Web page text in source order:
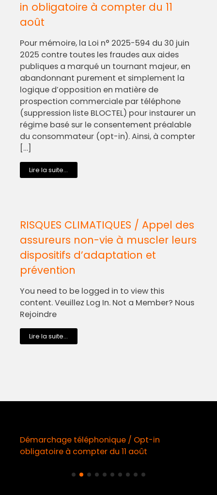
in obligatoire à compter du 11
août
Pour mémoire, la Loi n° 2025-594 du 30 juin
2025 contre toutes les fraudes aux aides
publiques a marqué un tournant majeur, en
abandonnant purement et simplement la
logique d’opposition en matière de
prospection commerciale par téléphone
(suppression liste BLOCTEL) pour instaurer un
régime basé sur le consentement préalable
du consommateur (opt-in). Ainsi, à compter
[…]
Lire la suite...
RISQUES CLIMATIQUES / Appel des
assureurs non-vie à muscler leurs
dispositifs d’adaptation et
prévention
You need to be logged in to view this
content. Veuillez Log In. Not a Member? Nous
Rejoindre
Lire la suite...
Démarchage téléphonique / Opt-in
obligatoire à compter du 11 août